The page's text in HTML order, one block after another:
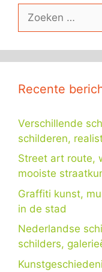
naar:
Recente
Verschillende
schilderen,
Street art route,
mooiste
Graffiti kunst,
in de stad
Nederlandse
schilders,